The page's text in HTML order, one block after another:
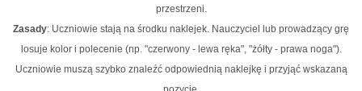
przestrzeni.
Zasady: Uczniowie stają na środku naklejek. Nauczyciel lub prowadzący grę
losuje kolor i polecenie (np. "czerwony - lewa ręka", "żółty - prawa noga").
Uczniowie muszą szybko znaleźć odpowiednią naklejkę i przyjąć wskazaną